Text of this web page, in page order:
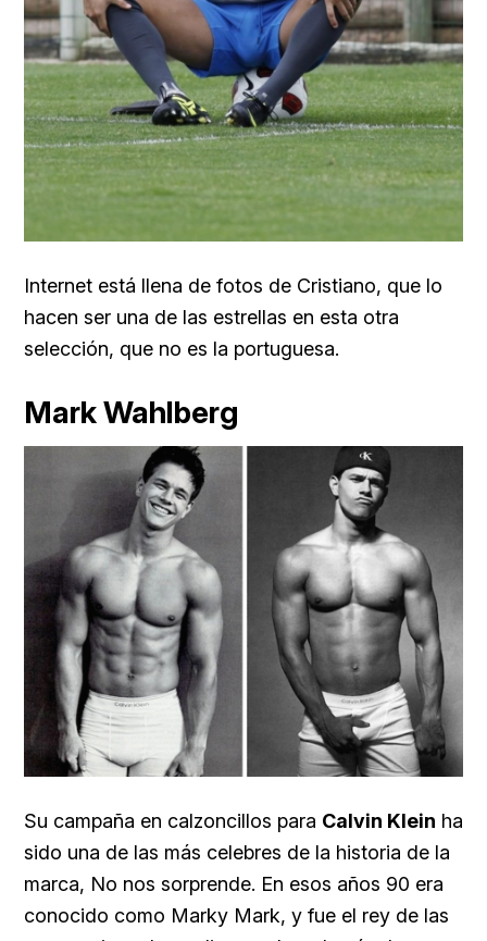
Internet está llena de fotos de Cristiano, que lo
hacen ser una de las estrellas en esta otra
selección, que no es la portuguesa.
Mark Wahlberg
Su campaña en calzoncillos para Calvin Klein ha
sido una de las más celebres de la historia de la
marca, No nos sorprende. En esos años 90 era
conocido como Marky Mark, y fue el rey de las